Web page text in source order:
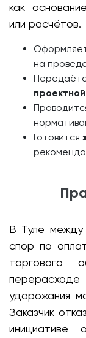
как
или расчётов.
на
Готовится
В Туле между
спор по
торгового
удорожания
Заказчик
инициативе